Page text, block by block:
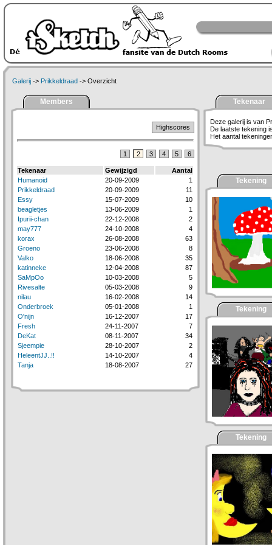
Galerij -> Prikkeldraad -> Overzicht
Members
Highscores
1 2 3 4 5 6
Tekenaar Gewijzigd
Aantal
Humanoid
20-09-2009
1
Prikkeldraad
20-09-2009
11
Essy
15-07-2009
10
beagletjes
13-06-2009
1
Ipurii-chan
22-12-2008
2
may777
24-10-2008
4
korax
26-08-2008
63
Groeno
23-06-2008
8
Valko
18-06-2008
35
katinneke
12-04-2008
87
SaMpOo
10-03-2008
5
Rivesalte
05-03-2008
9
nilau
16-02-2008
14
Onderbroek
05-01-2008
1
O'nijn
16-12-2007
17
Fresh
24-11-2007
7
DeKat
08-11-2007
34
Sjeempie
28-10-2007
2
HeleentJJ..!!
14-10-2007
4
Tanja
18-08-2007 27
Tekenaar
Deze galerij is van
De laatste tekening
Het aantal
Tekening
Tekening
Tekening